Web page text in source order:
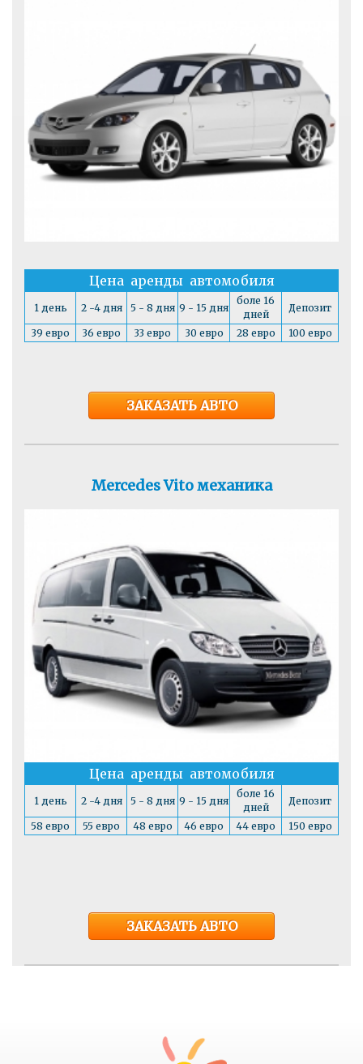
Цена аренды автомобиля
1 день 2 -4 дня 5 - 8 дня 9 - 15 дня
боле 16
дней
Депозит
39 евро 36 евро 33 евро 30 евро 28 евро 100 евро
ЗАКАЗАТЬ АВТО
Mercedes Vito механика
Цена аренды автомобиля
1 день 2 -4 дня 5 - 8 дня 9 - 15 дня
боле 16
дней
Депозит
58 евро 55 евро 48 евро 46 евро 44 евро 150 евро
ЗАКАЗАТЬ АВТО